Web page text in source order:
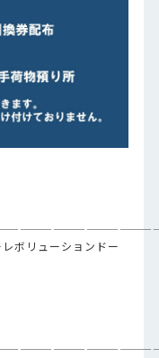
ボリューションドー